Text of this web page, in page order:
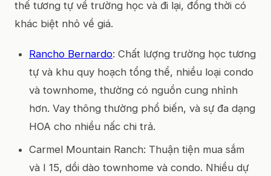
thế tương tự về trường học và đi lại, đồng thời có
khác biệt nhỏ về giá.
Rancho Bernardo: Chất lượng trường học tương
tự và khu quy hoạch tổng thể, nhiều loại condo
và townhome, thường có nguồn cung nhỉnh
hơn. Vay thông thường phổ biến, và sự đa dạng
HOA cho nhiều nấc chi trả.
Carmel Mountain Ranch: Thuận tiện mua sắm
và I 15, dồi dào townhome và condo. Nhiều dự